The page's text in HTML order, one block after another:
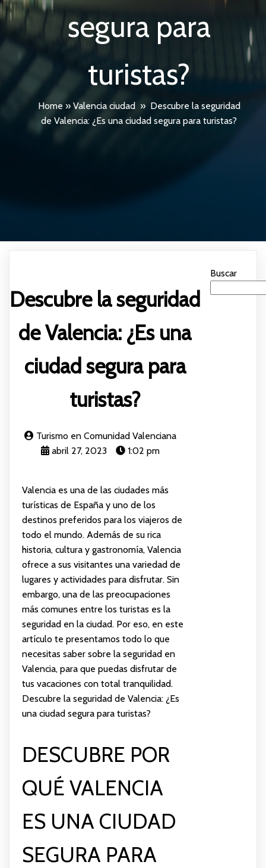
segura para
turistas?
Home » Valencia ciudad » Descubre la seguridad
de Valencia: ¿Es una ciudad segura para turistas?
Descubre la seguridad
de Valencia: ¿Es una
ciudad segura para
turistas?
Turismo en Comunidad Valenciana
abril 27, 2023
1:02 pm
Valencia es una de las ciudades más
turísticas de España y uno de los
destinos preferidos para los viajeros de
todo el mundo. Además de su rica
historia, cultura y gastronomía, Valencia
ofrece a sus visitantes una variedad de
lugares y actividades para disfrutar. Sin
embargo, una de las preocupaciones
más comunes entre los turistas es la
seguridad en la ciudad. Por eso, en este
artículo te presentamos todo lo que
necesitas saber sobre la seguridad en
Valencia, para que puedas disfrutar de
tus vacaciones con total tranquilidad.
Descubre la seguridad de Valencia: ¿Es
una ciudad segura para turistas?
DESCUBRE POR
QUÉ VALENCIA
ES UNA CIUDAD
SEGURA PARA
Buscar